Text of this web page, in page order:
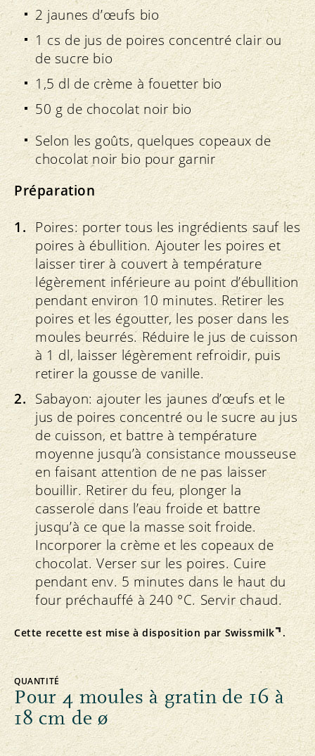
2 jaunes d’œufs bio
1 cs de jus de poires concentré clair ou
de sucre bio
1,5 dl de crème à fouetter bio
50 g de chocolat noir bio
Selon les goûts, quelques copeaux de
chocolat noir bio pour garnir
Préparation
Poires: porter tous les ingrédients sauf les
poires à ébullition. Ajouter les poires et
laisser tirer à couvert à température
légèrement inférieure au point d’ébullition
pendant environ 10 minutes. Retirer les
poires et les égoutter, les poser dans les
moules beurrés. Réduire le jus de cuisson
à 1 dl, laisser légèrement refroidir, puis
retirer la gousse de vanille.
Sabayon: ajouter les jaunes d’œufs et le
jus de poires concentré ou le sucre au jus
de cuisson, et battre à température
moyenne jusqu’à consistance mousseuse
en faisant attention de ne pas laisser
bouillir. Retirer du feu, plonger la
casserole dans l’eau froide et battre
jusqu’à ce que la masse soit froide.
Incorporer la crème et les copeaux de
chocolat. Verser sur les poires. Cuire
pendant env. 5 minutes dans le haut du
four préchauffé à 240 °C. Servir chaud.
Cette recette est mise à disposition parSwissmilk .
QUANTITÉ
Pour 4 moules à gratin de 16 à
18 cm de ø